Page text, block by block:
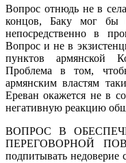
Вопрос отнюдь не в
концов, Баку мог бы
непосредственно в
Вопрос и не в
пунктов армянской
Проблема в том,
армянским властям
Ереван окажется не в
негативную реакцию
ВОПРОС В
ПЕРЕГОВОРНОЙ
подпитывать недоверие